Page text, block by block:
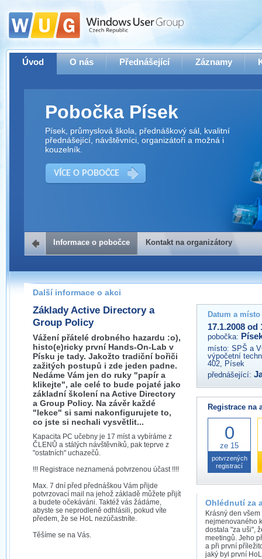
Úvod O nás Přednášející Záznamy
Pobočka Písek
Písek, průmyslová škola, přednáškový sál, kvalitní
přednášející, návštěvníci, organizátoři a možná i
kouzelník.
VÍCE O POBOČCE
Kontakt na organizátory
Pokud máte jakýkoliv dotaz na organizátory této akce,
prosím neváhejte nás kontaktovat na e-mailu:
pisek@wug.cz
Informace o pobočce Kontakt na organizátory
Další informace o akci
Základy Active Directory a
Group Policy
Vážení přátelé drobného hazardu :o),
histo(e)ricky první Hands-On-Lab v
Písku je tady. Jakožto tradiční bořiči
zažitých postupů i zde jeden padne.
Nedáme Vám jen do ruky "papír a
klikejte", ale celé to bude pojaté jako
základní školení na Active Directory
a Group Policy. Na závěr každé
"lekce" si sami nakonfigurujete to,
co jste si nechali vysvětlit...
Kapacita PC učebny je 17 míst a vybíráme z
ČLENŮ a stálých návštěvníků, pak teprve z
"ostatních" uchazečů.
!!! Registrace neznamená potvrzenou účast !!!!
Max. 7 dní před přednáškou Vám přijde
potvrzovací mail na jehož základě můžete přijít
a budete očekáváni. Taktéž vás žádáme,
abyste se neprodleně odhlásili, pokud víte
předem, že se HoL nezúčastníte.
Těšíme se na Vás.
Datum a
17.1.2008 od
pobočka:
místo: SPŠ a
výpočetní
402, Písek
přednášející:
Registrace na
0
ze 15
potvrzených
registrací
Ohlédnutí za
Krásný den
nejmenovaného
dostala "za uši",
meetingů. Jeho
a při první
jaký byl první